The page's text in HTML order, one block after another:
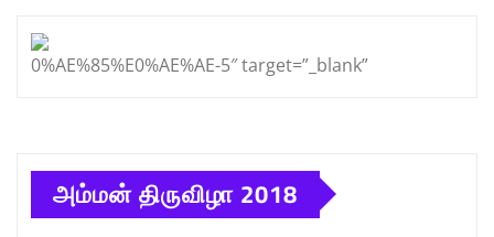
0%AE%85%E0%AE%AE-5″ target=”_blank”
அம்மன் திருவிழா 2018